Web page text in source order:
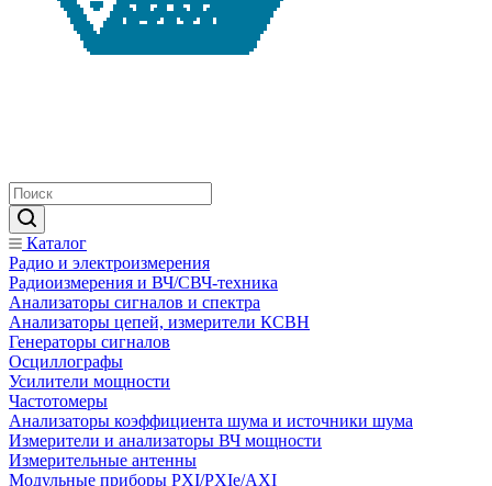
Каталог
Радио и электроизмерения
Радиоизмерения и ВЧ/СВЧ-техника
Анализаторы сигналов и спектра
Анализаторы цепей, измерители КСВН
Генераторы сигналов
Осциллографы
Усилители мощности
Частотомеры
Анализаторы коэффициента шума и источники шума
Измерители и анализаторы ВЧ мощности
Измерительные антенны
Модульные приборы PXI/PXIe/AXI